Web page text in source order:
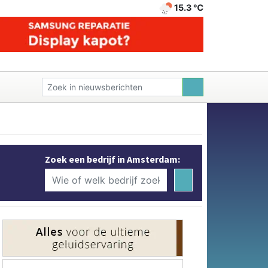
15.3 ℃
Zoek een bedrijf in Amsterdam: